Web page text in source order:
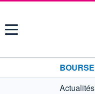
Menu
BOURSE
Actualités